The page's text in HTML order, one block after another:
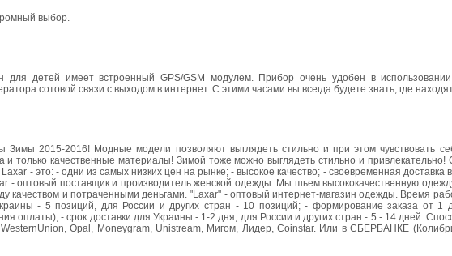
выбор.
для детей имеет встроенный GPS/GSM модулем. Прибор очень удобен в
сотовой связи с выходом в интернет. С этими часами вы всегда будете знать, где
Зимы 2015-2016! Модные модели позволяют выглядеть стильно и при этом чувствовать
только качественные материалы! Зимой тоже можно выглядеть стильно и привлекательно!
- это: - одни из самых низких цен на рынке; - высокое качество; - своевременная доставка
- оптовый поставщик и производитель женской одежды. Мы шьем высококачественную
качеством и потраченными деньгами. "Laxar" - оптовый интернет-магазин одежды. Время
- 5 позиций, для России и других стран - 10 позиций; - формирование заказа от 1
оплаты); - срок доставки для Украины - 1-2 дня, для России и других стран - 5 - 14 дней.
Opal, Moneygram, Unistream, Мигом, Лидер, Сoinstar. Или в СБЕРБАНКЕ